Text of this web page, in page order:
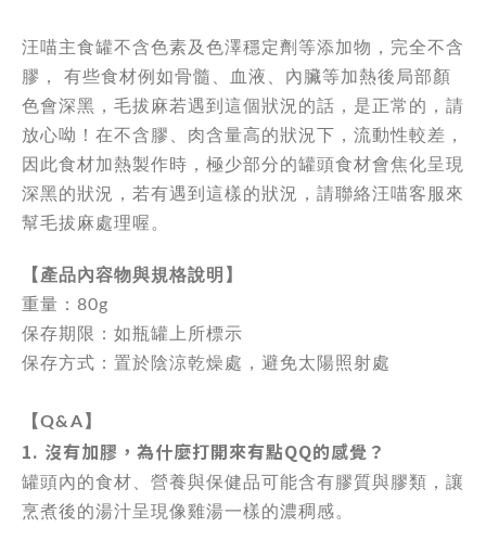
汪喵主食罐不含色素及色澤穩定劑等添加物，完全不含
膠， 有些食材例如骨髓、血液、內臟等加熱後局部顏
色會深黑，毛拔麻若遇到這個狀況的話，是正常的，請
放心呦！在不含膠、肉含量高的狀況下，流動性較差，
因此食材加熱製作時，極少部分的罐頭食材會焦化呈現
深黑的狀況，若有遇到這樣的狀況，請聯絡汪喵客服來
幫毛拔麻處理喔。
【產品內容物與規格說明】
重量：80g
保存期限：如瓶罐上所標示
保存方式：置於陰涼乾燥處，避免太陽照射處
【Q&A】
1. 沒有加膠，為什麼打開來有點QQ的感覺？
罐頭內的食材、營養與保健品可能含有膠質與膠類，讓
烹煮後的湯汁呈現像雞湯一樣的濃稠感。